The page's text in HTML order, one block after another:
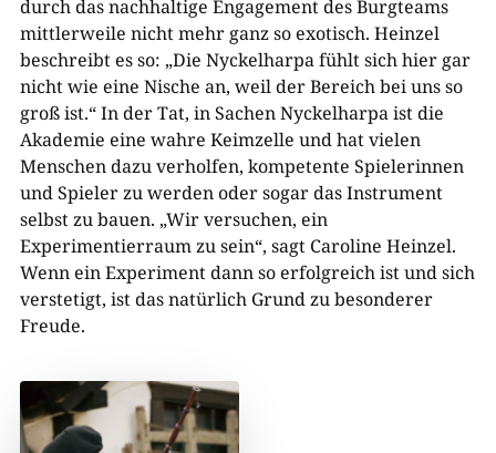
durch das nachhaltige Engagement des Burgteams
mittlerweile nicht mehr ganz so exotisch. Heinzel
beschreibt es so: „Die Nyckelharpa fühlt sich hier gar
nicht wie eine Nische an, weil der Bereich bei uns so
groß ist.“ In der Tat, in Sachen Nyckelharpa ist die
Akademie eine wahre Keimzelle und hat vielen
Menschen dazu verholfen, kompetente Spielerinnen
und Spieler zu werden oder sogar das Instrument
selbst zu bauen. „Wir versuchen, ein
Experimentierraum zu sein“, sagt Caroline Heinzel.
Wenn ein Experiment dann so erfolgreich ist und sich
verstetigt, ist das natürlich Grund zu besonderer
Freude.